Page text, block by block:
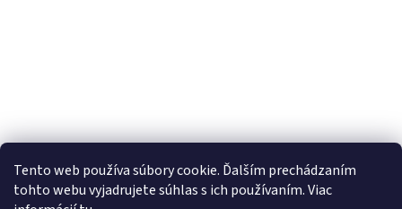
Tento web používa súbory cookie. Ďalším prechádzaním
tohto webu vyjadrujete súhlas s ich používaním. Viac
Sledovať na Instagrame